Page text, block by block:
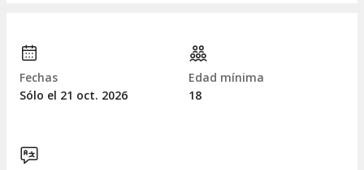
Fechas
Sólo el 21 oct. 2026
Edad mínima
18